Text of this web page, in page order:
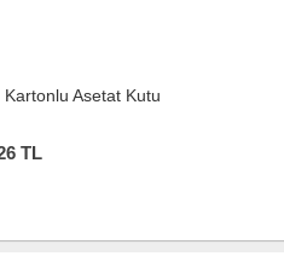
Kartonlu Asetat Kutu
TL